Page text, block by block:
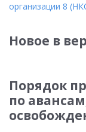
организации 8
Новое в
Порядок
по